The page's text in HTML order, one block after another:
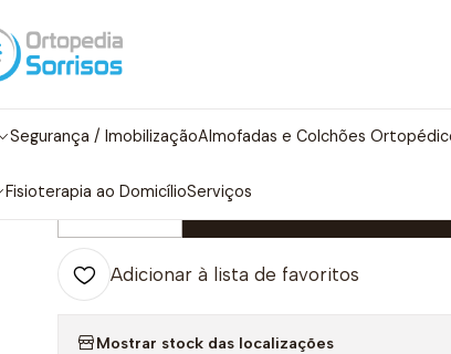
Segurança / ImobilizaçãoAlmofadas e Colchões
Fisioterapia ao DomicílioServiços
Ortótese Tipo Arnês
KALLABIS
Quantidade
Adicionar à lista de favoritos
Mostrar stock das localizações